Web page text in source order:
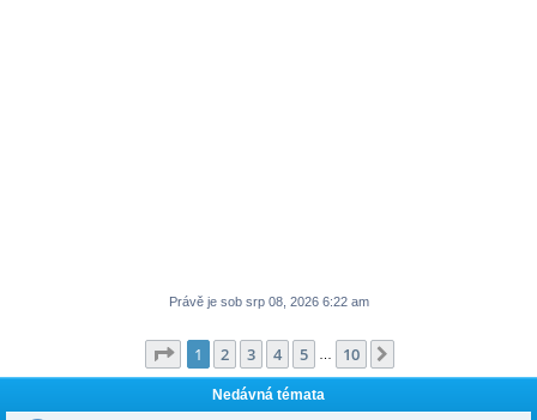
Právě je sob srp 08, 2026 6:22 am
Stránka z 10
1 2 3 4 5 10
Nedávná témata